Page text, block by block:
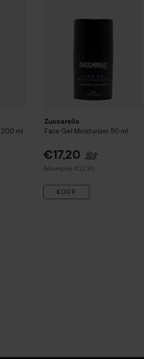
200 ml
Zuccarello
Face Gel Moisturizer 50 ml
€17,20
Adviesprijs: €22,90
Aanbevolen prijs €22,90
KOOP